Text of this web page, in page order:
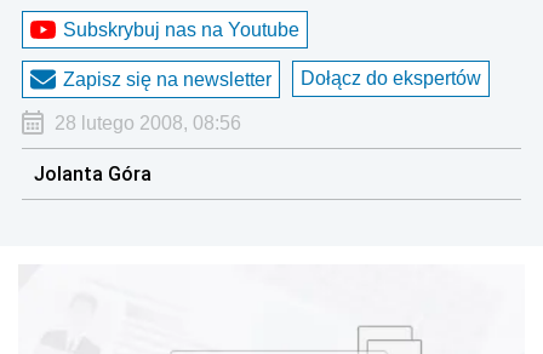
Subskrybuj nas na Youtube
Zapisz się na newsletter Dołącz do ekspertów
28 lutego 2008, 08:56
Jolanta Góra